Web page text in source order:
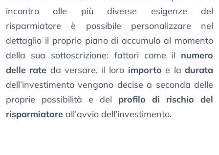
incontro alle più diverse esigenze del
risparmiatore è possibile personalizzare nel
dettaglio il proprio piano di accumulo al momento
della sua sottoscrizione: fattori come il numero
delle rate da versare, il loro importo e ladurata
dell’investimento vengono decise a seconda delle
proprie possibilità e del profilo di rischio del
risparmiatore all’avvio dell’investimento.